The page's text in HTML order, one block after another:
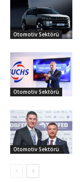
Otomotiv Sektörü
Otomotiv Sektörü
Otomotiv Sektörü